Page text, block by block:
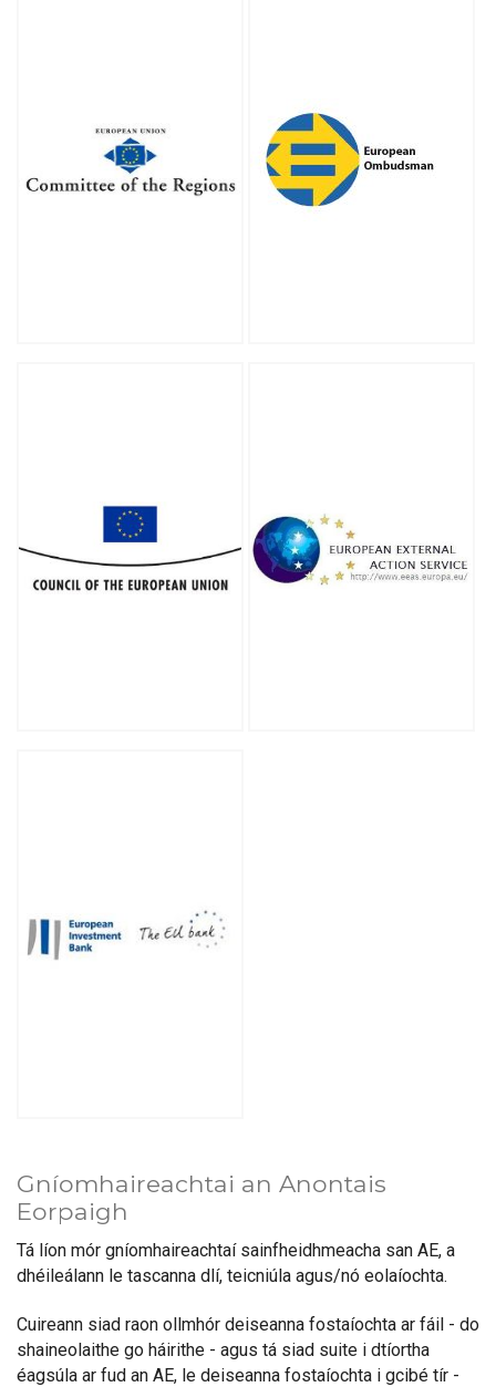
Gníomhaireachtai an Anontais
Eorpaigh
Tá líon mór gníomhaireachtaí sainfheidhmeacha san AE, a
dhéileálann le tascanna dlí, teicniúla agus/nó eolaíochta.
Cuireann siad raon ollmhór deiseanna fostaíochta ar fáil - do
shaineolaithe go háirithe - agus tá siad suite i dtíortha
éagsúla ar fud an AE, le deiseanna fostaíochta i gcibé tír -